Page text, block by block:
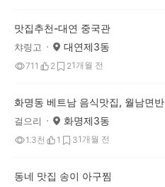
맛집추천-대연 중국관
챠링고 대연제3동
711 2 21개월 전
화명동 베트남 음식맛집, 월남면반
걸으리 화명제3동
1.3천 1 31개월 전
동네 맛집 송이 아구찜